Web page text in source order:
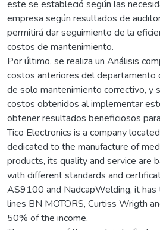
este se estableció según las
empresa según resultados de
permitirá dar seguimiento de la
costos de mantenimiento.
Por último, se realiza un Análisis
costos anteriores del departamento
de solo mantenimiento correctivo, y
costos obtenidos al implementar
obtener resultados beneficiosos
Tico Electronics is a company
dedicated to the manufacture of
products, its quality and service are
with different standards and
AS9100 and NadcapWelding, it has
lines BN MOTORS, Curtiss Wrigth
50% of the income.